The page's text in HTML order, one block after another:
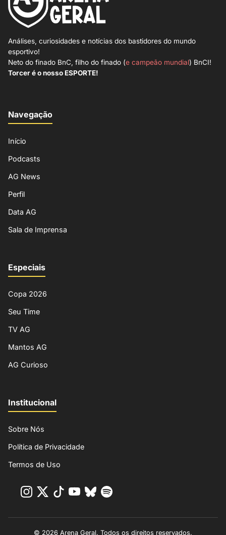
Análises, curiosidades e notícias dos bastidores do mundo
esportivo!
Neto do finado BnC, filho do finado (e campeão mundial) BnCI!
Torcer é o nosso ESPORTE!
Navegação
Início
Podcasts
AG News
Perfil
Data AG
Sala de Imprensa
Especiais
Copa 2026
Seu Time
TV AG
Mantos AG
AG Curioso
Institucional
Sobre Nós
Política de Privacidade
Termos de Uso
© 2026 Arena Geral. Todos os direitos reservados.